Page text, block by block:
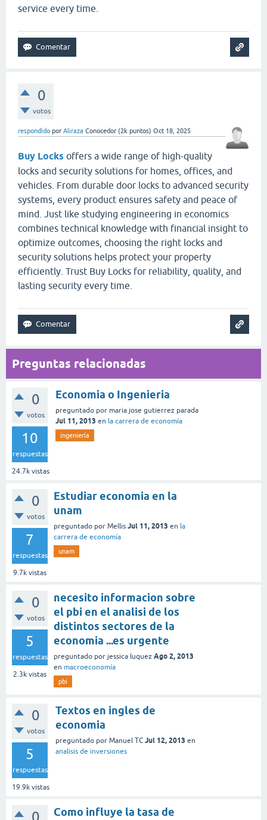
service every time.
0
votos
respondido por Aliraza Conocedor (2k puntos) Oct 18, 2025
Buy Locks offers a wide range of high-quality
locks and security solutions for homes, offices, and
vehicles. From durable door locks to advanced security
systems, every product ensures safety and peace of
mind. Just like studying engineering in economics
combines technical knowledge with financial insight to
optimize outcomes, choosing the right locks and
security solutions helps protect your property
efficiently. Trust Buy Locks for reliability, quality, and
lasting security every time.
Preguntas relacionadas
0
votos
10
respuestas
24.7k vistas
Economia o Ingenieria
preguntado por maria jose gutierrez parada
Jul 11, 2013 en la carrera de economía
ingeniería
0
votos
7
respuestas
9.7k vistas
Estudiar economia en la
unam
preguntado por Mellis Jul 11, 2013 en la
carrera de economía
unam
0
votos
5
respuestas
2.3k vistas
necesito informacion sobre
el pbi en el analisi de los
distintos sectores de la
economia ...es urgente
preguntado por jessica luquez Ago 2, 2013
en macroeconomía
pbi
0
votos
5
respuestas
19.9k vistas
Textos en ingles de
economia
preguntado por Manuel TC Jul 12, 2013 en
analisis de inversiones
0 Como influye la tasa de